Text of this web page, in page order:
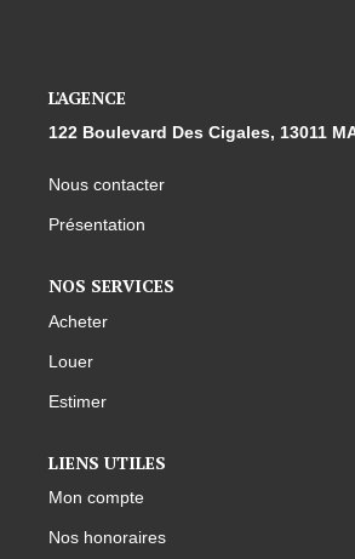
L'AGENCE
122 Boulevard Des Cigales, 13011
Nous contacter
Présentation
NOS SERVICES
Acheter
Louer
Estimer
LIENS UTILES
Mon compte
Nos honoraires